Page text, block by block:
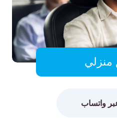
منزلي
واتساب